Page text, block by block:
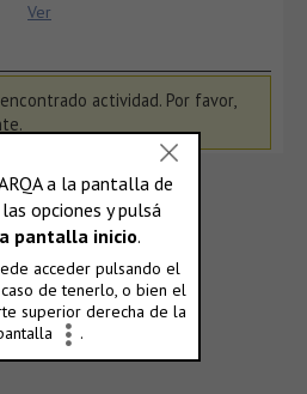
Ver
actividad. Por favor,